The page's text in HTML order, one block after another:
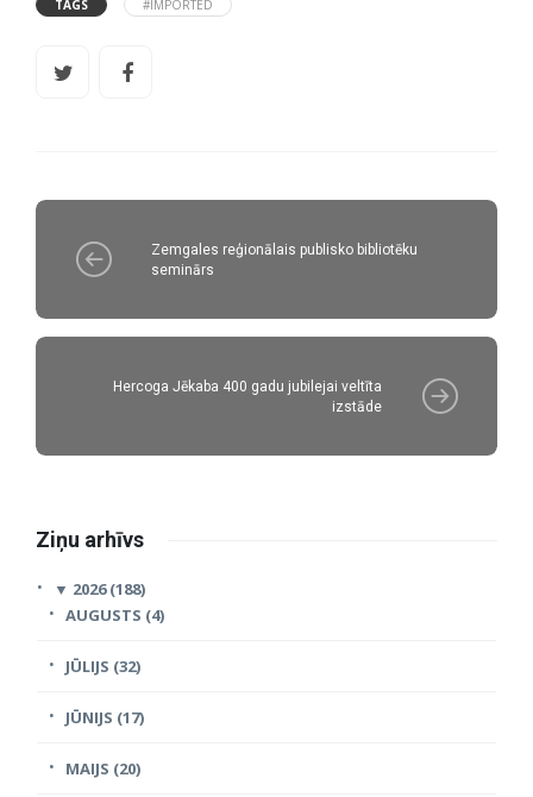
TAGS #IMPORTED
Zemgales reģionālais publisko bibliotēku
seminārs
Hercoga Jēkaba 400 gadu jubilejai veltīta
izstāde
Ziņu arhīvs
▼ 2026 (188)
AUGUSTS (4)
JŪLIJS (32)
JŪNIJS (17)
MAIJS (20)